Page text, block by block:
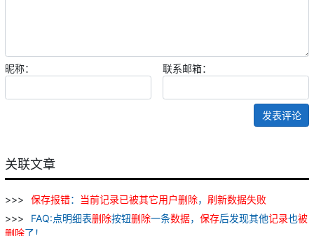
昵称： 联系邮箱：
发表评论
关联文章
保存报错： 当前记录已被其它用户删除， 刷新数据失败
FAQ:点明细表删除按钮删除一条数据， 保存后发现其他记录也被
删除了！